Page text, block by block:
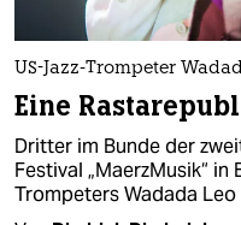
US-Jazz-Trompeter
Eine
Dritter im Bunde der
Festival „MaerzMusik“
Trompeters Wadada